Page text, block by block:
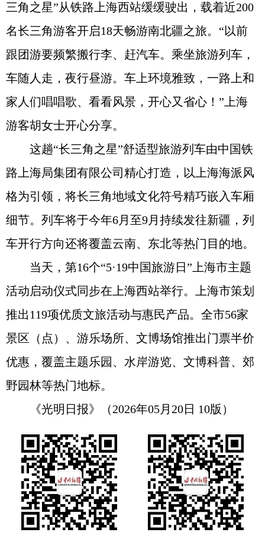
三角之星”从铁路上海西站缓缓驶出，载着近200
名长三角游客开启18天畅游南北疆之旅。“以前
跟团游要频繁搬行李、赶汽车。乘坐旅游列车，
车随人走，夜行昼游。车上环境雅致，一路上和
家人们唱唱歌、看看风景，开心又省心！”上海
游客胡女士开心分享。
这趟“长三角之星”舒适型旅游列车由中国铁
路上海局集团有限公司精心打造，以上海海派风
格为引领，将长三角地域文化符号精巧嵌入车厢
细节。列车将于今年6月至9月持续发往新疆，列
车开行方向还将覆盖云南、东北等热门目的地。
当天，第16个“5·19中国旅游日”上海市主题
活动启动仪式同步在上海西站举行。上海市策划
推出119项优质文旅活动与惠民产品。全市56家
景区（点）、游乐场所、文博场馆推出门票半价
优惠，覆盖主题乐园、水岸游览、文博科普、郊
野园林等热门地标。
《光明日报》（2026年05月20日 10版）